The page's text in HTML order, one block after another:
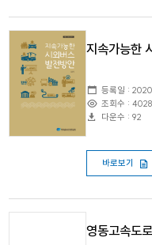
지속가능한
등록일 :
조회수 : 4028
다운수 : 92
바로보기